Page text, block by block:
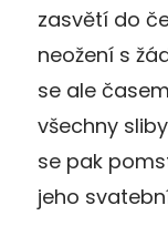
zasvětí do
neožení s
se ale
všechny
se pak
jeho